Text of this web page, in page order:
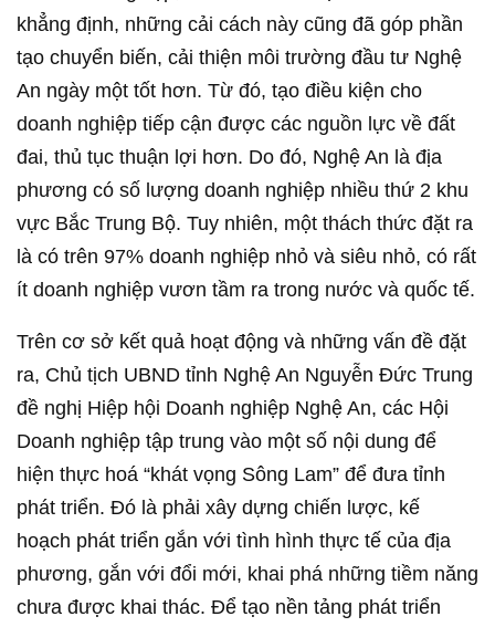
khẳng định, những cải cách này cũng đã góp phần
tạo chuyển biến, cải thiện môi trường đầu tư Nghệ
An ngày một tốt hơn. Từ đó, tạo điều kiện cho
doanh nghiệp tiếp cận được các nguồn lực về đất
đai, thủ tục thuận lợi hơn. Do đó, Nghệ An là địa
phương có số lượng doanh nghiệp nhiều thứ 2 khu
vực Bắc Trung Bộ. Tuy nhiên, một thách thức đặt ra
là có trên 97% doanh nghiệp nhỏ và siêu nhỏ, có rất
ít doanh nghiệp vươn tầm ra trong nước và quốc tế.
Trên cơ sở kết quả hoạt động và những vấn đề đặt
ra, Chủ tịch UBND tỉnh Nghệ An Nguyễn Đức Trung
đề nghị Hiệp hội Doanh nghiệp Nghệ An, các Hội
Doanh nghiệp tập trung vào một số nội dung để
hiện thực hoá “khát vọng Sông Lam” để đưa tỉnh
phát triển. Đó là phải xây dựng chiến lược, kế
hoạch phát triển gắn với tình hình thực tế của địa
phương, gắn với đổi mới, khai phá những tiềm năng
chưa được khai thác. Để tạo nền tảng phát triển